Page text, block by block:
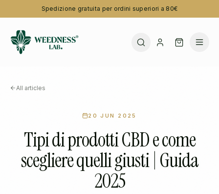
Spedizione gratuita per ordini superiori a 80€
All articles
20 JUN 2025
Tipi di prodotti CBD e come
scegliere quelli giusti | Guida
2025